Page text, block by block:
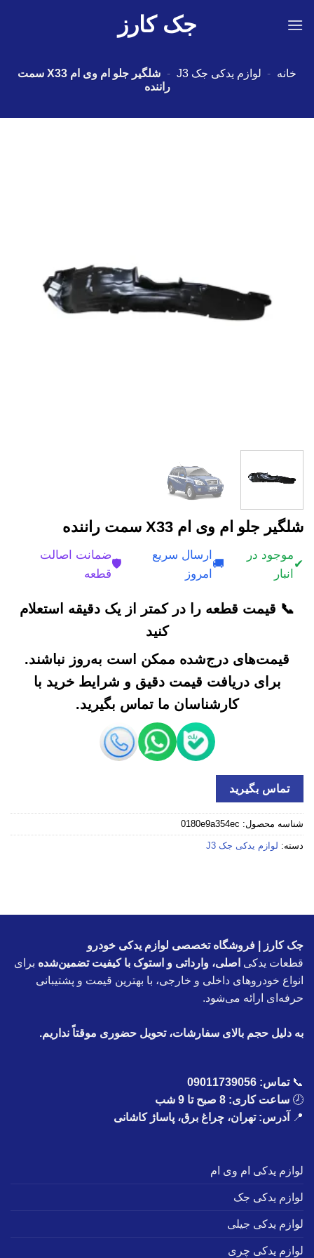
جک کارز
خانه - لوازم یدکی جک J3 -
شلگیر جلو ام وی ام X33 سمت
راننده
شلگیر جلو ام وی ام X33 سمت راننده
✔
موجود در
انبار
🚚
ارسال سریع
امروز
🛡️
ضمانت اصالت
قطعه
📞 قیمت قطعه را در کمتر از یک دقیقه استعلام
کنید
قیمت‌های درج‌شده ممکن است به‌روز نباشند.
برای دریافت قیمت دقیق و شرایط خرید با
کارشناسان ما تماس بگیرید.
تماس بگیرید
شناسه محصول: 0180e9a354ec
دسته: لوازم یدکی جک J3
جک کارز | فروشگاه تخصصی لوازم یدکی خودرو
قطعات یدکی اصلی، وارداتی و استوک با کیفیت تضمین‌شده برای
انواع خودروهای داخلی و خارجی، با بهترین قیمت و پشتیبانی
حرفه‌ای ارائه می‌شود.
به دلیل حجم بالای سفارشات، تحویل حضوری موقتاً نداریم.
📞تماس: 09011739056
🕗 ساعت کاری: 8 صبح تا 9 شب
📍
آدرس: تهران، چراغ برق، پاساژ کاشانی
لوازم یدکی ام وی ام
لوازم یدکی جک
لوازم یدکی جیلی
لوازم یدکی چری